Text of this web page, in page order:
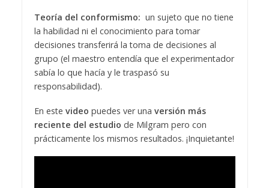
Teoría del conformismo: un sujeto que no tiene
la habilidad ni el conocimiento para tomar
decisiones transferirá la toma de decisiones al
grupo (el maestro entendía que el experimentador
sabía lo que hacía y le traspasó su
responsabilidad).
En este video puedes ver una versión más
reciente del estudio de Milgram pero con
prácticamente los mismos resultados. ¡Inquietante!